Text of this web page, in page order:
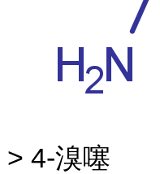
> 4-溴噻